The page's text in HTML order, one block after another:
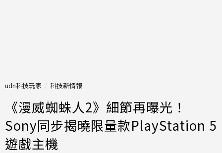
udn科技玩家 科技新情報
《漫威蜘蛛人2》細節再曝光！
Sony同步揭曉限量款PlayStation 5
遊戲主機